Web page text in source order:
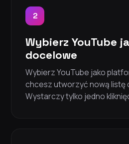
2
Wybierz YouTube
docelowe
Wybierz YouTube jako
chcesz utworzyć nową listę
Wystarczy tylko jedno